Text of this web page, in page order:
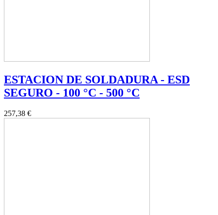
ESTACION DE SOLDADURA - ESD
SEGURO - 100 °C - 500 °C
257,38 €